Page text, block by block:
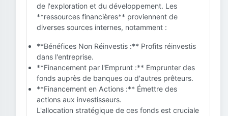
de l'exploration et du développement. Les
**ressources financières** proviennent de
diverses sources internes, notamment :
**Bénéfices Non Réinvestis :** Profits réinvestis
dans l'entreprise.
**Financement par l'Emprunt :** Emprunter des
fonds auprès de banques ou d'autres prêteurs.
**Financement en Actions :** Émettre des
actions aux investisseurs.
L'allocation stratégique de ces fonds est cruciale